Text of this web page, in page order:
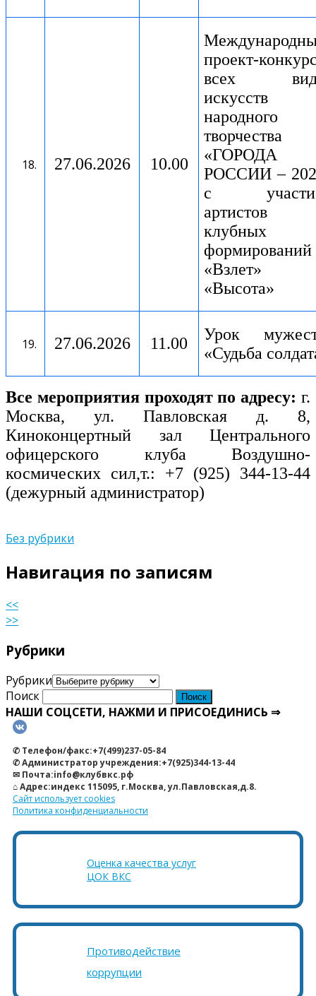
27.06.2026 10.00
проект-
всех
народного
творчества
«ГОРОДА
РОССИИ –
с
артистов
клубных
формирований
«Взлет»
«Высота»
27.06.2026 11.00
Урок
«Судьба
Все мероприятия проходят по адресу: г.
Москва, ул. Павловская д. 8,
Киноконцертный зал Центрального
офицерского клуба Воздушно-
космических сил,т.: +7 (925) 344-13-44
(дежурный администратор)
Без рубрики
Навигация по записям
<<
>>
Рубрики
Рубрики
Поиск
НАШИ СОЦСЕТИ, НАЖМИ И ПРИСОЕДИНИСЬ ⇒
✆ Телефон/факс:+7(499)237-05-84
✆ Администратор учреждения:+7(925)344-13-44
✉ Почта:info@клубвкс.рф
⌂ Адрес:индекс 115095, г.Москва, ул.Павловская,д.8.
Сайт использует cookies
Политика конфиденциальности
Оценка качества услуг
ЦОК ВКС
Противодействие
коррупции